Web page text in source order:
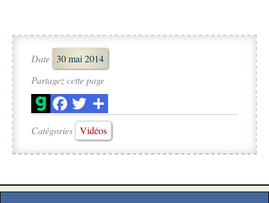
Date 30 mai 2014
Partagez cette page
Catégories Vidéos